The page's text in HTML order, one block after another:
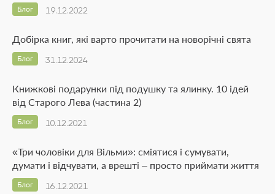
19.12.2022
Блог
Добірка книг, які варто прочитати на новорічні свята
31.12.2024
Блог
Книжкові подарунки під подушку та ялинку. 10 ідей
від Старого Лева (частина 2)
10.12.2021
Блог
«Три чоловіки для Вільми»: сміятися і сумувати,
думати і відчувати, а врешті – просто приймати життя
16.12.2021
Блог